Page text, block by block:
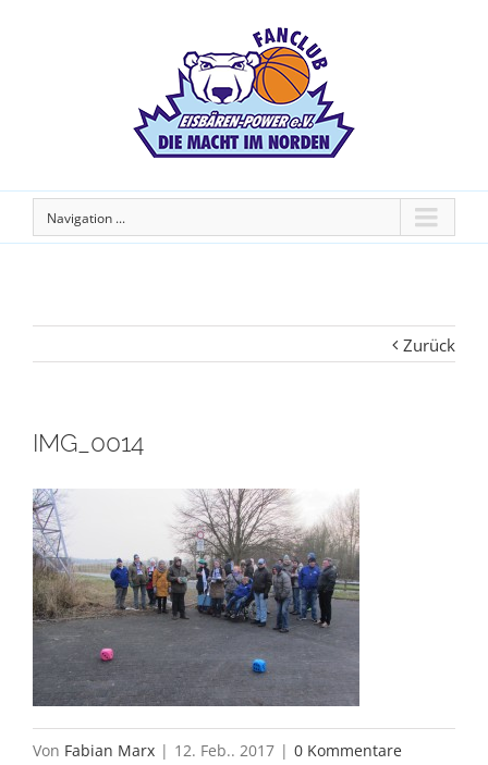
Navigation ...
Zurück
IMG_0014
Von Fabian Marx | 12. Feb.. 2017 | 0 Kommentare